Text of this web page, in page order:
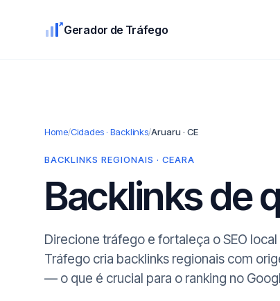
Gerador de Tráfego
Home/Cidades · Backlinks/Aruaru · CE
BACKLINKS REGIONAIS · CEARA
Backlinks de
Direcione tráfego e fortaleça o SEO
Tráfego cria backlinks regionais com
— o que é crucial para o ranking no